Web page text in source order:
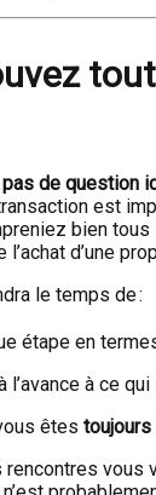
pas de question
est
bien
d’une
le temps de :
étape en
l’avance à ce qui
êtes
vous